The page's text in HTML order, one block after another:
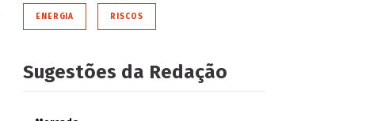
ENERGIA RISCOS
Sugestões da Redação